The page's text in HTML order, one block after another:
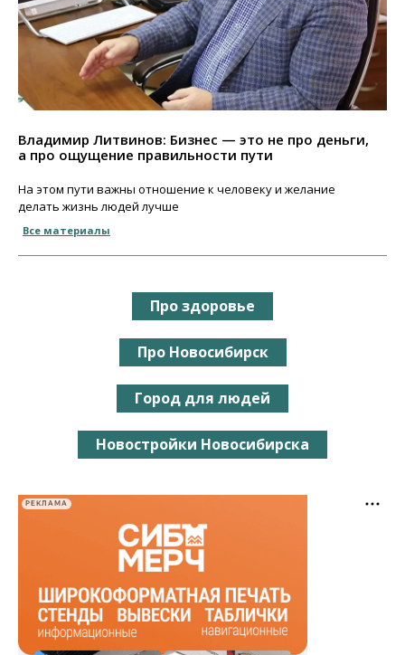
Владимир Литвинов: Бизнес — это не про деньги,
а про ощущение правильности пути
На этом пути важны отношение к человеку и желание
делать жизнь людей лучше
Все материалы
Про здоровье
Про Новосибирск
Город для людей
Новостройки Новосибирска
РЕКЛАМА